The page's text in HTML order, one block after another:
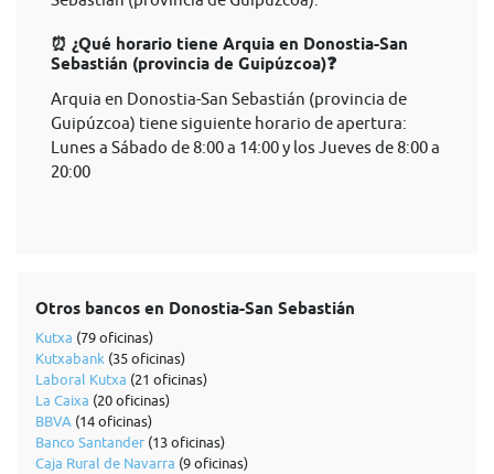
⏰ ¿Qué horario tiene Arquia en Donostia-San
Sebastián (provincia de Guipúzcoa)❓
Arquia en Donostia-San Sebastián (provincia de
Guipúzcoa) tiene siguiente horario de apertura:
Lunes a Sábado de 8:00 a 14:00 y los Jueves de 8:00 a
20:00
Otros bancos en Donostia-San Sebastián
Kutxa (79 oficinas)
Kutxabank (35 oficinas)
Laboral Kutxa (21 oficinas)
La Caixa (20 oficinas)
BBVA (14 oficinas)
Banco Santander (13 oficinas)
Caja Rural de Navarra (9 oficinas)